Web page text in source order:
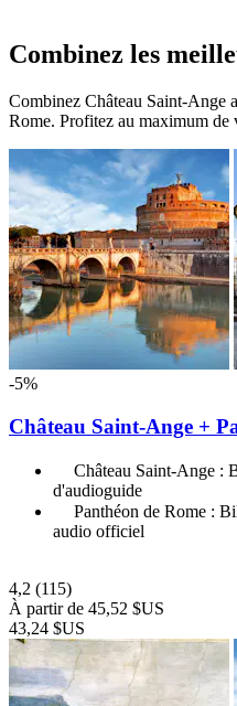
Combinez les
Combinez Château Saint-Ange
Rome. Profitez au maximum de
-5%
Château Saint-Ange +
Château Saint-Ange :
d'audioguide
Panthéon de Rome :
audio officiel
4,2 (115)
À partir de 45,52 $US
43,24 $US